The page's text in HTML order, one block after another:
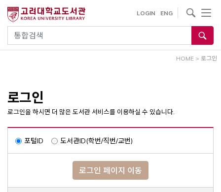
건
통합검색
LOGIN ENG
사이트내 검색
HOME > 로그인
로그인
로그인을 하시면 더 많은 도서관 서비스를 이용하실 수 있습니다.
포털ID 도서관ID(학번/직번/교번)
로그인 페이지 이동